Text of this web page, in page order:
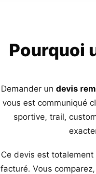
Pourquoi
Demander un devis
vous est communiqué
sportive, trail,
Ce devis est totalement
facturé. Vous